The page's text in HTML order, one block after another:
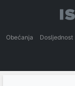
Obećanja Dosljednost